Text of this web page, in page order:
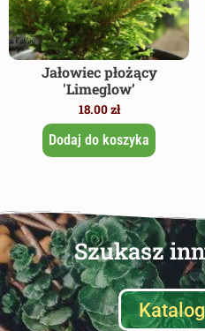
Jałowiec płożący
'Limeglow’
18.00zł
Dodaj do koszyka
Szukasz